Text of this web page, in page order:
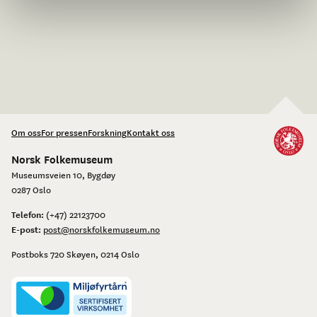
Om ossFor pressenForskningKontakt oss
Norsk Folkemuseum
Museumsveien 10, Bygdøy
0287 Oslo
Telefon: (+47) 22123700
E-post: post@norskfolkemuseum.no
Postboks 720 Skøyen, 0214 Oslo